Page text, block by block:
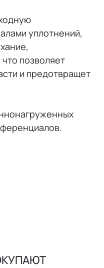
уплотнений,
позволяет
и предотвращет